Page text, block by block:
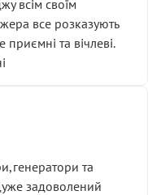
всім своїм
все розказують
та вічлеві.
та
задоволений